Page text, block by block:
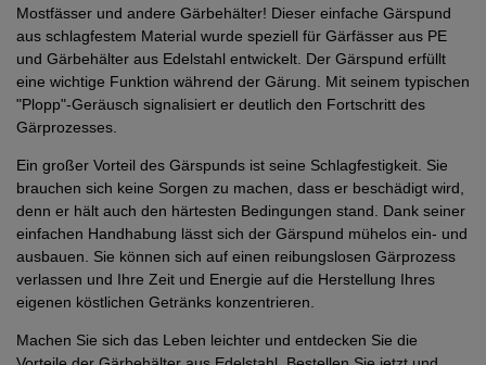
Mostfässer und andere Gärbehälter! Dieser einfache Gärspund
aus schlagfestem Material wurde speziell für Gärfässer aus PE
und Gärbehälter aus Edelstahl entwickelt. Der Gärspund erfüllt
eine wichtige Funktion während der Gärung. Mit seinem typischen
"Plopp"-Geräusch signalisiert er deutlich den Fortschritt des
Gärprozesses.
Ein großer Vorteil des Gärspunds ist seine Schlagfestigkeit. Sie
brauchen sich keine Sorgen zu machen, dass er beschädigt wird,
denn er hält auch den härtesten Bedingungen stand. Dank seiner
einfachen Handhabung lässt sich der Gärspund mühelos ein- und
ausbauen. Sie können sich auf einen reibungslosen Gärprozess
verlassen und Ihre Zeit und Energie auf die Herstellung Ihres
eigenen köstlichen Getränks konzentrieren.
Machen Sie sich das Leben leichter und entdecken Sie die